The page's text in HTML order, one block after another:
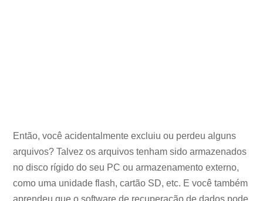
Então, você acidentalmente excluiu ou perdeu alguns
arquivos? Talvez os arquivos tenham sido armazenados
no disco rígido do seu PC ou armazenamento externo,
como uma unidade flash, cartão SD, etc. E você também